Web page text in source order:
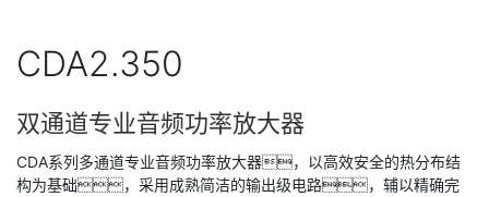
CDA2.350
双通道专业音频功率放大器
CDA系列多通道专业音频功率放大器，以高效安全的热分布结
构为基础，采用成熟简洁的输出级电路，辅以精确完